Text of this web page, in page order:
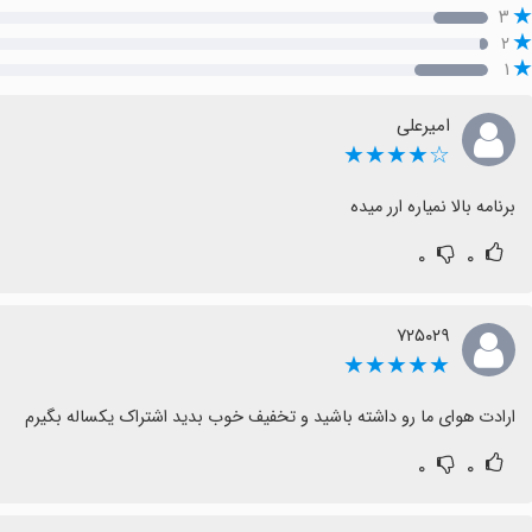
۳
۲
۱
امیرعلی
☆★★★★
برنامه بالا نمیاره ارر میده
۰ ۰
۷۲۵۰۲۹
★★★★★
ارادت هوای ما رو داشته باشید و تخفیف خوب بدید اشتراک یکساله بگیرم
۰ ۰